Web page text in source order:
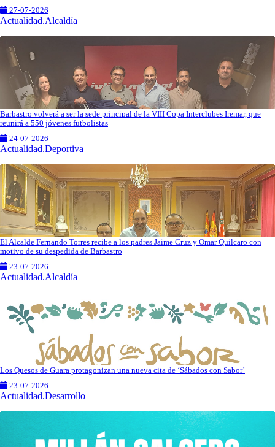
27-07-2026
Actualidad.Alcaldía
Barbastro volverá a ser la sede principal de la VIII Copa Interclubes Iremar, que
reunirá a 550 jóvenes futbolistas
24-07-2026
Actualidad.Deportiva
El Alcalde Fernando Torres recibe a los padres Jaime Cruz y Omar Quilcaro con
motivo de su despedida de Barbastro
23-07-2026
Actualidad.Alcaldía
Los Quesos de Guara protagonizan una nueva cita de ‘Sábados con Sabor’
23-07-2026
Actualidad.Desarrollo